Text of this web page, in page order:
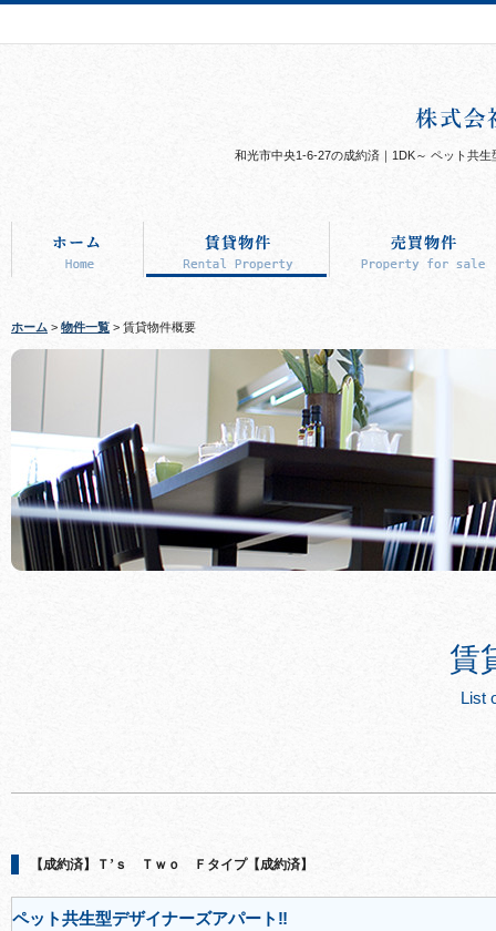
和光市中央1-6-27の成約済｜1DK～ ペット共
ホーム > 物件一覧 > 賃貸物件概要
賃
List
【成約済】Ｔ’ｓ Ｔｗｏ Ｆタイプ【成約済】
ペット共生型デザイナーズアパート‼